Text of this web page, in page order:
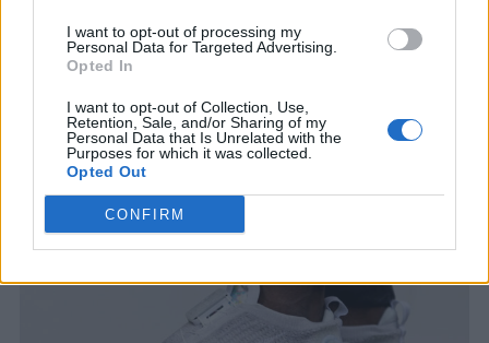
I want to opt-out of processing my
Personal Data for Targeted Advertising.
Opted In
I want to opt-out of Collection, Use,
Retention, Sale, and/or Sharing of my
Personal Data that Is Unrelated with the
Purposes for which it was collected.
Opted Out
CONFIRM
You may also like